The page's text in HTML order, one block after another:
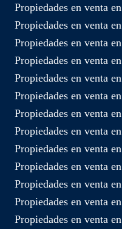
Propiedades en venta
Propiedades en venta
Propiedades en venta
Propiedades en venta
Propiedades en venta
Propiedades en venta
Propiedades en venta
Propiedades en venta
Propiedades en venta
Propiedades en venta
Propiedades en venta
Propiedades en venta
Propiedades en venta